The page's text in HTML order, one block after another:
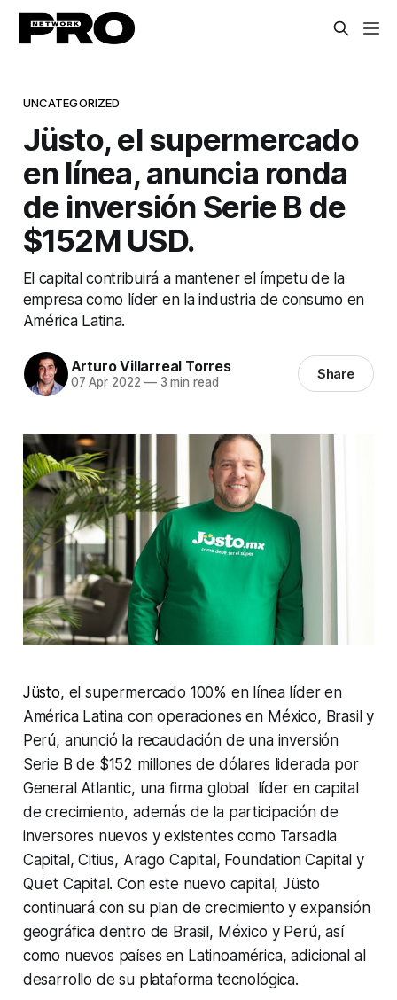
UNCATEGORIZED
Jüsto, el supermercado
en línea, anuncia ronda
de inversión Serie B de
$152M USD.
El capital contribuirá a mantener el ímpetu de la
empresa como líder en la industria de consumo en
América Latina.
Arturo Villarreal Torres
07 Apr 2022 —3 min read Share
Jüsto, el supermercado 100% en línea líder en
América Latina con operaciones en México, Brasil y
Perú, anunció la recaudación de una inversión
Serie B de $152 millones de dólares liderada por
General Atlantic, una firma global líder en capital
de crecimiento, además de la participación de
inversores nuevos y existentes como Tarsadia
Capital, Citius, Arago Capital, Foundation Capital y
Quiet Capital. Con este nuevo capital, Jüsto
continuará con su plan de crecimiento y expansión
geográfica dentro de Brasil, México y Perú, así
como nuevos países en Latinoamérica, adicional al
desarrollo de su plataforma tecnológica.